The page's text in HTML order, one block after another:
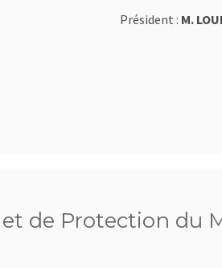
Président : M.
de Protection du